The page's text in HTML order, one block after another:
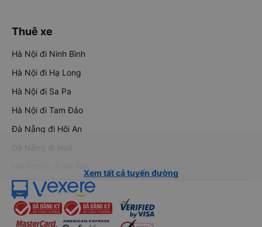
Thuê xe
Hà Nội đi Ninh Bình
Hà Nội đi Hạ Long
Hà Nội đi Sa Pa
Hà Nội đi Tam Đảo
Đà Nẵng đi Hội An
Đà Nẵng đi Huế
Xem tất cả tuyến đường